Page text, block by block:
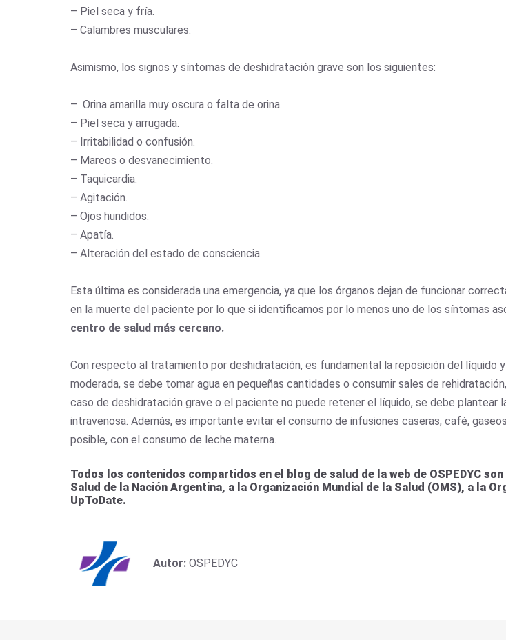
– Piel seca y fría.
– Calambres musculares.
Asimismo, los signos y síntomas de deshidratación grave son los siguientes:
– Orina amarilla muy oscura o falta de orina.
– Piel seca y arrugada.
– Irritabilidad o confusión.
– Mareos o desvanecimiento.
– Taquicardia.
– Agitación.
– Ojos hundidos.
– Apatía.
– Alteración del estado de consciencia.
Esta última es considerada una emergencia, ya que los órganos dejan de funcionar
en la muerte del paciente por lo que si identificamos por lo menos uno de los síntomas
centro de salud más cercano.
Con respecto al tratamiento por deshidratación, es fundamental la reposición del
moderada, se debe tomar agua en pequeñas cantidades o consumir sales de
caso de deshidratación grave o el paciente no puede retener el líquido, se debe
intravenosa. Además, es importante evitar el consumo de infusiones caseras, café,
posible, con el consumo de leche materna.
Todos los contenidos compartidos en el blog de salud de la web de OSPEDYC
Salud de la Nación Argentina, a la Organización Mundial de la Salud (OMS), a la
UpToDate.
Autor: OSPEDYC